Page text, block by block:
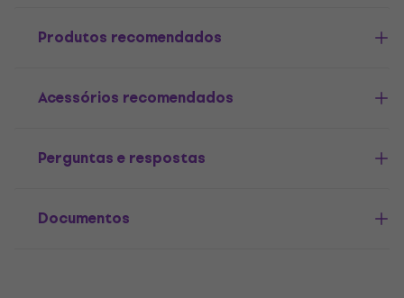
Produtos recomendados
Acessórios recomendados
Perguntas e respostas
Documentos